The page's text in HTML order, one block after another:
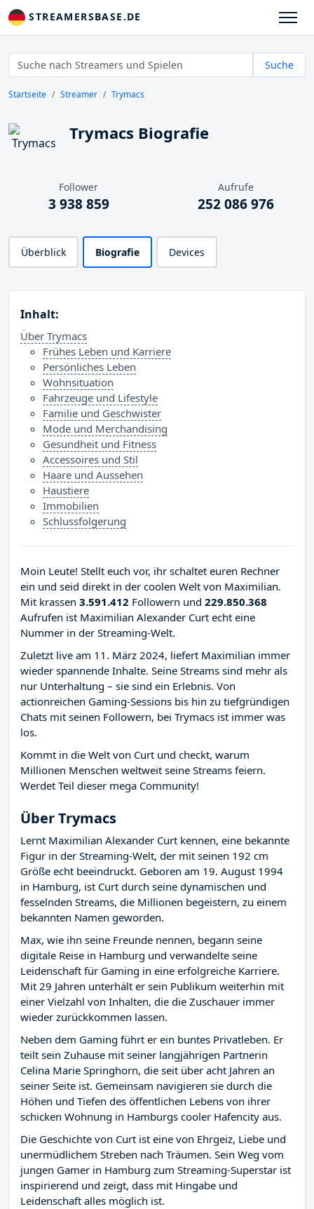
STREAMERSBASE.DE
Suche
Startseite Streamer Trymacs
Trymacs Biografie
Follower
3 938 859
Aufrufe
252 086 976
Überblick Biografie Devices
Inhalt:
Über Trymacs
Frühes Leben und Karriere
Persönliches Leben
Wohnsituation
Fahrzeuge und Lifestyle
Familie und Geschwister
Mode und Merchandising
Gesundheit und Fitness
Accessoires und Stil
Haare und Aussehen
Haustiere
Immobilien
Schlussfolgerung
Moin Leute! Stellt euch vor, ihr schaltet euren Rechner
ein und seid direkt in der coolen Welt von Maximilian.
Mit krassen 3.591.412 Followern und 229.850.368
Aufrufen ist Maximilian Alexander Curt echt eine
Nummer in der Streaming-Welt.
Zuletzt live am 11. März 2024, liefert Maximilian immer
wieder spannende Inhalte. Seine Streams sind mehr als
nur Unterhaltung – sie sind ein Erlebnis. Von
actionreichen Gaming-Sessions bis hin zu tiefgründigen
Chats mit seinen Followern, bei Trymacs ist immer was
los.
Kommt in die Welt von Curt und checkt, warum
Millionen Menschen weltweit seine Streams feiern.
Werdet Teil dieser mega Community!
Über Trymacs
Lernt Maximilian Alexander Curt kennen, eine bekannte
Figur in der Streaming-Welt, der mit seinen 192 cm
Größe echt beeindruckt. Geboren am 19. August 1994
in Hamburg, ist Curt durch seine dynamischen und
fesselnden Streams, die Millionen begeistern, zu einem
bekannten Namen geworden.
Max, wie ihn seine Freunde nennen, begann seine
digitale Reise in Hamburg und verwandelte seine
Leidenschaft für Gaming in eine erfolgreiche Karriere.
Mit 29 Jahren unterhält er sein Publikum weiterhin mit
einer Vielzahl von Inhalten, die die Zuschauer immer
wieder zurückkommen lassen.
Neben dem Gaming führt er ein buntes Privatleben. Er
teilt sein Zuhause mit seiner langjährigen Partnerin
Celina Marie Springhorn, die seit über acht Jahren an
seiner Seite ist. Gemeinsam navigieren sie durch die
Höhen und Tiefen des öffentlichen Lebens von ihrer
schicken Wohnung in Hamburgs cooler Hafencity aus.
Die Geschichte von Curt ist eine von Ehrgeiz, Liebe und
unermüdlichem Streben nach Träumen. Sein Weg vom
jungen Gamer in Hamburg zum Streaming-Superstar ist
inspirierend und zeigt, dass mit Hingabe und
Leidenschaft alles möglich ist.